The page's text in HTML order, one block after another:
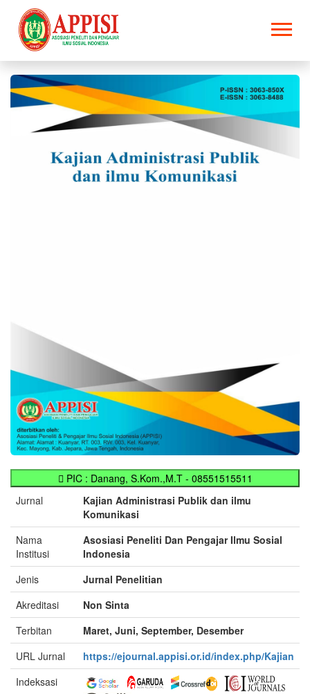
PIC : Danang, S.Kom.,M.T - 08551515511
Jurnal
Kajian Administrasi Publik dan ilmu
Komunikasi
Nama
Institusi
Asosiasi Peneliti Dan Pengajar Ilmu Sosial
Indonesia
Jenis
Jurnal Penelitian
Akreditasi
Non Sinta
Terbitan
Maret, Juni, September, Desember
URL Jurnal
https://ejournal.appisi.or.id/index.php/Kajian
Indeksasi